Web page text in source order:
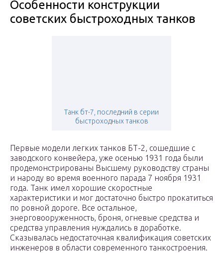
Особенности конструкции
советских быстроходных танков
Танк бт-7, последний в серии
быстроходных танков
Первые модели легких танков БТ-2, сошедшие с
заводского конвейера, уже осенью 1931 года были
продемонстрированы Высшему руководству страны
и народу во время военного парада 7 ноября 1931
года. Танк имел хорошие скоростные
характеристики и мог достаточно быстро прокатиться
по ровной дороге. Все остальное,
энерговооруженность, броня, огневые средства и
средства управления нуждались в доработке.
Сказывалась недостаточная квалификация советских
инженеров в области современного танкостроения.